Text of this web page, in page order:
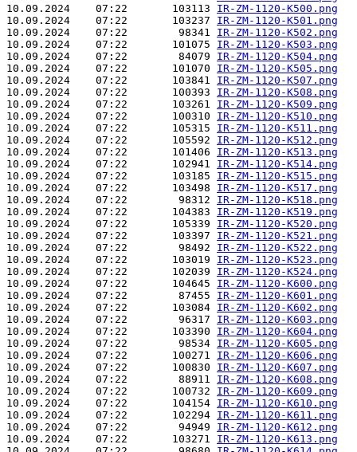
10.09.2024    07:22       103113 IR-ZM-1120-K500.png
10.09.2024    07:22       103237 IR-ZM-1120-K501.png
10.09.2024    07:22        98341 IR-ZM-1120-K502.png
10.09.2024    07:22       101075 IR-ZM-1120-K503.png
10.09.2024    07:22        84079 IR-ZM-1120-K504.png
10.09.2024    07:22       101070 IR-ZM-1120-K505.png
10.09.2024    07:22       103841 IR-ZM-1120-K507.png
10.09.2024    07:22       100393 IR-ZM-1120-K508.png
10.09.2024    07:22       103261 IR-ZM-1120-K509.png
10.09.2024    07:22       100310 IR-ZM-1120-K510.png
10.09.2024    07:22       105315 IR-ZM-1120-K511.png
10.09.2024    07:22       105592 IR-ZM-1120-K512.png
10.09.2024    07:22       101406 IR-ZM-1120-K513.png
10.09.2024    07:22       102941 IR-ZM-1120-K514.png
10.09.2024    07:22       103185 IR-ZM-1120-K515.png
10.09.2024    07:22       103498 IR-ZM-1120-K517.png
10.09.2024    07:22        98312 IR-ZM-1120-K518.png
10.09.2024    07:22       104383 IR-ZM-1120-K519.png
10.09.2024    07:22       105339 IR-ZM-1120-K520.png
10.09.2024    07:22       103397 IR-ZM-1120-K521.png
10.09.2024    07:22        98492 IR-ZM-1120-K522.png
10.09.2024    07:22       103019 IR-ZM-1120-K523.png
10.09.2024    07:22       102039 IR-ZM-1120-K524.png
10.09.2024    07:22       104645 IR-ZM-1120-K600.png
10.09.2024    07:22        87455 IR-ZM-1120-K601.png
10.09.2024    07:22       103084 IR-ZM-1120-K602.png
10.09.2024    07:22        96317 IR-ZM-1120-K603.png
10.09.2024    07:22       103390 IR-ZM-1120-K604.png
10.09.2024    07:22        98534 IR-ZM-1120-K605.png
10.09.2024    07:22       100271 IR-ZM-1120-K606.png
10.09.2024    07:22       100830 IR-ZM-1120-K607.png
10.09.2024    07:22        88911 IR-ZM-1120-K608.png
10.09.2024    07:22       100732 IR-ZM-1120-K609.png
10.09.2024    07:22       104154 IR-ZM-1120-K610.png
10.09.2024    07:22       102294 IR-ZM-1120-K611.png
10.09.2024    07:22        94949 IR-ZM-1120-K612.png
10.09.2024    07:22       103271 IR-ZM-1120-K613.png